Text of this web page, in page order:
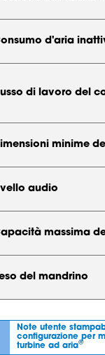
d'aria
di lavoro del
minime
audio
massima
del mandrino
Note utente
configurazione per
turbine ad aria®